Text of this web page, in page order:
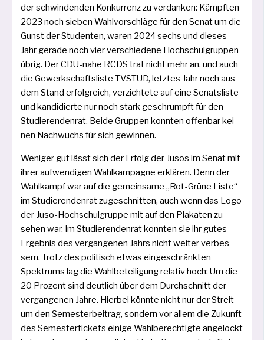
der schwin­den­den Konkurrenz zu ver­dan­ken: Kämpften
2023 noch sie­ben Wahlvorschläge für den Senat um die
Gunst der Studenten, waren 2024 sechs und die­ses
Jahr gera­de noch vier ver­schie­de­ne Hochschulgruppen
übrig. Der CDU-nahe RCDS trat nicht mehr an, und auch
die Gewerkschaftsliste TVSTUD, letz­tes Jahr noch aus
dem Stand erfolg­reich, ver­zich­te­te auf eine Senatsliste
und kan­di­dier­te nur noch stark geschrumpft für den
Studierendenrat. Beide Gruppen konn­ten offen­bar kei­
nen Nachwuchs für sich gewinnen.
Weniger gut lässt sich der Erfolg der Jusos im Senat mit
ihrer auf­wen­di­gen Wahlkampagne erklä­ren. Denn der
Wahlkampf war auf die gemein­sa­me „Rot-Grüne Liste“
im Studierendenrat zuge­schnit­ten, auch wenn das Logo
der Juso-Hochschulgruppe mit auf den Plakaten zu
sehen war. Im Studierendenrat konn­ten sie ihr gutes
Ergebnis des ver­gan­ge­nen Jahrs nicht wei­ter ver­bes­
sern. Trotz des poli­tisch etwas ein­ge­schränk­ten
Spektrums lag die Wahlbeteiligung rela­tiv hoch: Um die
20 Prozent sind deut­lich über dem Durchschnitt der
ver­gan­ge­nen Jahre. Hierbei könn­te nicht nur der Streit
um den Semesterbeitrag, son­dern vor allem die Zukunft
des Semestertickets eini­ge Wahlberechtigte ange­lockt